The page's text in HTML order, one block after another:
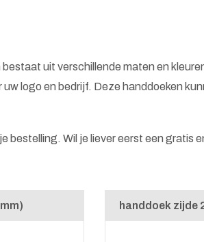
uit verschillende maten en
logo en bedrijf. Deze handdoeken
bestelling. Wil je liever eerst een
handdoek zijde